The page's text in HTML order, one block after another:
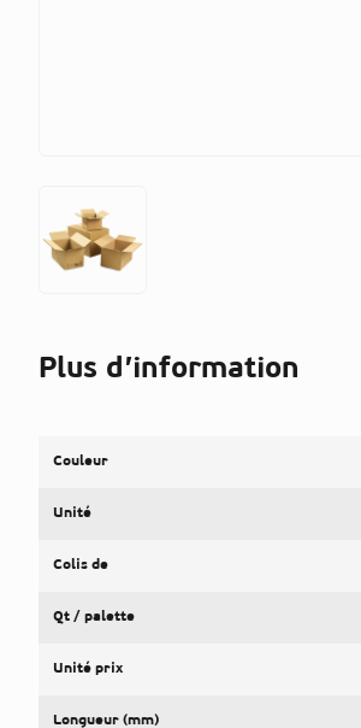
Plus d’information
Couleur
Unité
Colis de
Qt / palette
Unité prix
Longueur (mm)